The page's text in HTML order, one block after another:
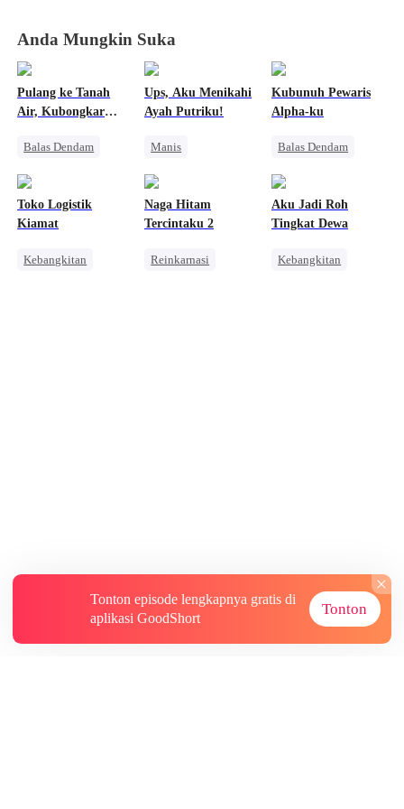
Anda Mungkin Suka
Pulang ke Tanah
Air, Kubongkar
Istriku
Balas Dendam
Ups, Aku Menikahi
Ayah Putriku!
Manis
Cinta Satu Malam
Saling Kejar
Kubunuh Pewaris
Alpha-ku
Balas Dendam
Toko Logistik
Kiamat
Kebangkitan
Naga Hitam
Tercintaku 2
Reinkarnasi
Aku Jadi Roh
Tingkat Dewa
Kebangkitan
Tonton episode lengkapnya gratis di
aplikasi GoodShort
Tonton